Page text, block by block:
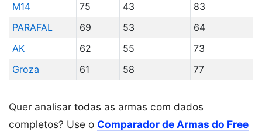
M14
75 43
83
PARAFAL
69 53
64
AK
62 55
73
Groza
61 58 77
Quer analisar todas as armas com dados
completos? Use o Comparador de Armas do Free